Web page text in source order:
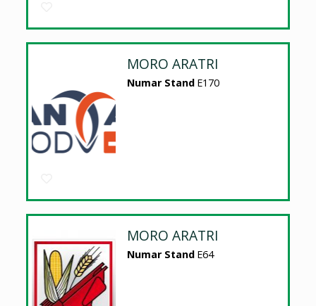
MORO ARATRI
Numar Stand E170
MORO ARATRI
Numar Stand E64